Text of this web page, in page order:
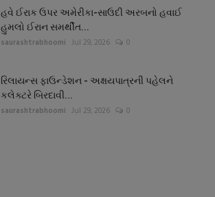
હવે ઈરાક ઉપર અમેરીકા-સાઉદી અરબનો હવાઈ
હુમલો ઈરાન સમર્થીત...
saurashtrabhoomi Jul 29, 2026 0
રિલાયન્સ ફાઉન્ડેશન - અક્ષયપાત્રની પહેલને
કલેક્ટરે બિરદાવી...
saurashtrabhoomi Jul 29, 2026 0